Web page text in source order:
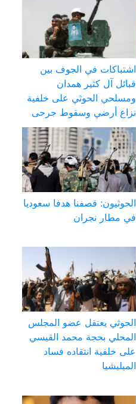
اشتباكات في الجوف بين
قبائل آل كثير همدان
ومسلحي الحوثي على خلفية
نزاع أرضي وسقوط جرحى
الحوثيون: قصفنا هدفا سعوديا
في مطار نجران
الحوثي يعتقل عضو المجلس
المحلي بحجة محمد القيسي
على خلفية انتقاده فساد
الميليشيا